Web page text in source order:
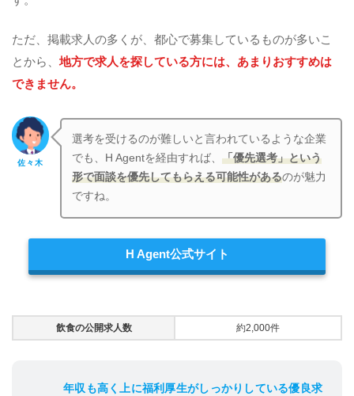
ただ、掲載求人の多くが、都心で募集しているものが多いこ
とから、 地方で求人を探している方には、あまりおすすめは
できません。
佐々木
選考を受けるのが難しいと言われているような企業
でも、H Agentを経由すれば、「優先選考」という
形で面談を優先してもらえる可能性があるのが魅力
ですね。
H Agent公式サイト
飲食の公開求人数 約2,000件
年収も高く上に福利厚生がしっかりしている優良求